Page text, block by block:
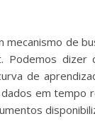
mecanismo de
Podemos dizer
de
em tempo